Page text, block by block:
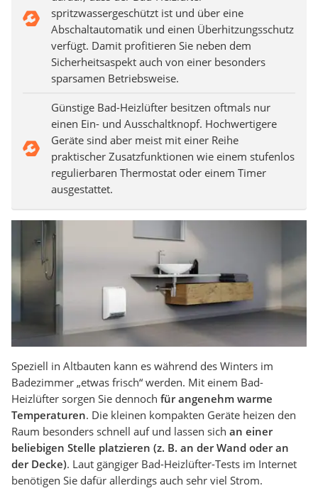
spritzwassergeschützt ist und über eine
Abschaltautomatik und einen Überhitzungsschutz
verfügt. Damit profitieren Sie neben dem
Sicherheitsaspekt auch von einer besonders
sparsamen Betriebsweise.
Günstige Bad-Heizlüfter besitzen oftmals nur
einen Ein- und Ausschaltknopf. Hochwertigere
Geräte sind aber meist mit einer Reihe
praktischer Zusatzfunktionen wie einem stufenlos
regulierbaren Thermostat oder einem Timer
ausgestattet.
Speziell in Altbauten kann es während des Winters im
Badezimmer „etwas frisch“ werden. Mit einem Bad-
Heizlüfter sorgen Sie dennoch für angenehm warme
Temperaturen. Die kleinen kompakten Geräte heizen den
Raum besonders schnell auf und lassen sich an einer
beliebigen Stelle platzieren (z. B. an der Wand oder an
der Decke). Laut gängiger Bad-Heizlüfter-Tests im Internet
benötigen Sie dafür allerdings auch sehr viel Strom.